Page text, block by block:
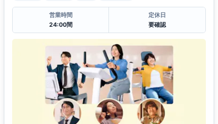
営業時間
24:00間
定休日
要確認